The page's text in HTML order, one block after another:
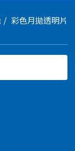
彩色月拋透明片